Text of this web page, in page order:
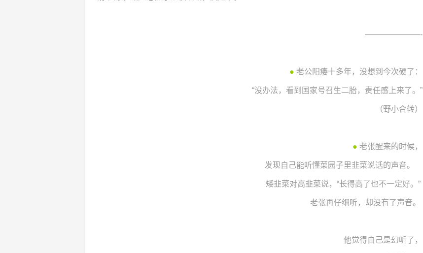
———————-
● 老公阳痿十多年，没想到今次硬了：
“没办法，看到国家号召生二胎，责任感上来了。”
（野小合转）
● 老张醒来的时候，
发现自己能听懂菜园子里韭菜说话的声音。
矮韭菜对高韭菜说，“长得高了也不一定好。”
老张再仔细听，却没有了声音。
他觉得自己是幻听了，